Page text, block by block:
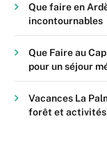
Que faire en
incontournables
Que Faire au
pour un séjour
Vacances La
forêt et activités